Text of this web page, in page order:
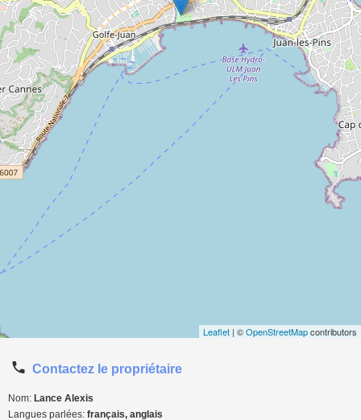
Leaflet | ©OpenStreetMapcontributors
Contactez le propriétaire
Nom: Lance Alexis
Langues parlées: français, anglais